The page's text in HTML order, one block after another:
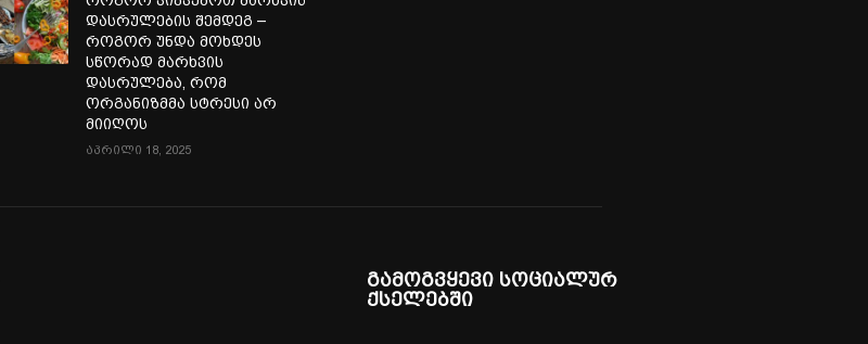
დასრულების შემდეგ –
როგორ უნდა მოხდეს
სწორად მარხვის
დასრულება, რომ
ორგანიზმმა სტრესი არ
მიიღოს
აპრილი 18, 2025
გამოგვყევი სოციალურ
ქსელებში